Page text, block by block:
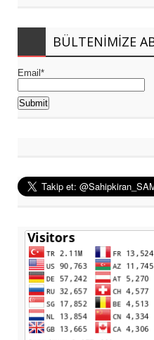
BÜLTENIMIZE
Email*